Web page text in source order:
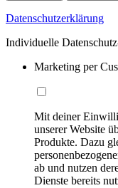
Datenschutzerklärung
Individuelle
Marketing per
Mit deiner
unserer Website
Produkte. Dazu
ab und nutzen
Dienste bereits